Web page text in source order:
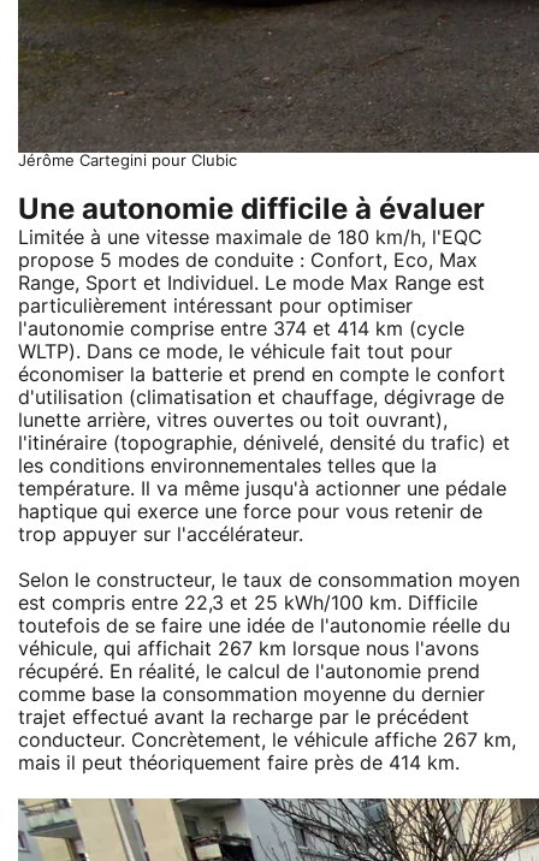
Jérôme Cartegini pour Clubic
Une autonomie difficile à évaluer
Limitée à une vitesse maximale de 180 km/h, l'EQC
propose 5 modes de conduite : Confort, Eco, Max
Range, Sport et Individuel. Le mode Max Range est
particulièrement intéressant pour optimiser
l'autonomie comprise entre 374 et 414 km (cycle
WLTP). Dans ce mode, le véhicule fait tout pour
économiser la batterie et prend en compte le confort
d'utilisation (climatisation et chauffage, dégivrage de
lunette arrière, vitres ouvertes ou toit ouvrant),
l'itinéraire (topographie, dénivelé, densité du trafic) et
les conditions environnementales telles que la
température. Il va même jusqu'à actionner une pédale
haptique qui exerce une force pour vous retenir de
trop appuyer sur l'accélérateur.
Selon le constructeur, le taux de consommation moyen
est compris entre 22,3 et 25 kWh/100 km. Difficile
toutefois de se faire une idée de l'autonomie réelle du
véhicule, qui affichait 267 km lorsque nous l'avons
récupéré. En réalité, le calcul de l'autonomie prend
comme base la consommation moyenne du dernier
trajet effectué avant la recharge par le précédent
conducteur. Concrètement, le véhicule affiche 267 km,
mais il peut théoriquement faire près de 414 km.